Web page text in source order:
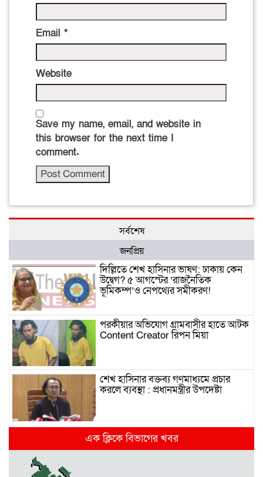
Email *
Website
Save my name, email, and website in
this browser for the next time I
comment.
সর্বশেষ
জনপ্রিয়
দিল্লিতে শেখ হাসিনার ভাষণ: ঢাকায় কেন
উদ্বেগ? ৫ আগস্টের ‘রাজনৈতিক
ভূমিকম্প’ও নেপথ্যের সমীকরণ!
পরকীয়ার অভিযোগ গ্রামবাসীর হাতে আটক
Content Creator রিপন মিয়া
শেখ হাসিনার বক্তব্য গণমাধ্যমে প্রচার
করলে ব্যবস্থা : প্রধানমন্ত্রীর উপদেষ্টা
দিল্লিতে হাসিনার গণমাধ্যমে ভাষণ নিয়ে যা
বলছে ভারত
এক ক্লিকে বিভাগের খবর